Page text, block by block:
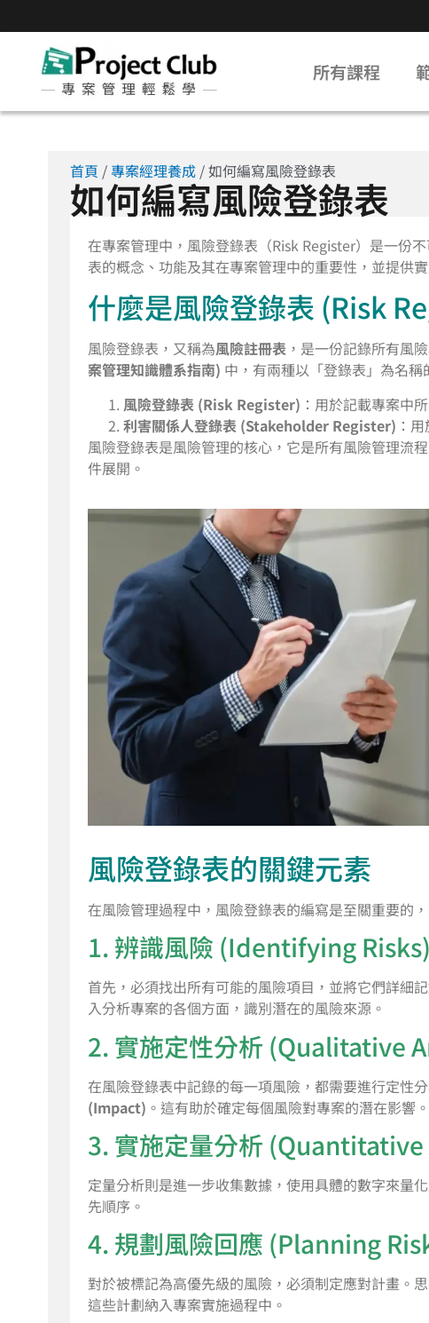
所有課程
首頁 /專案經理養成/ 如何編寫風險登錄表
如何編寫風險登錄表
在專案管理中，風險登錄表（Risk Register）是一份
表的概念、功能及其在專案管理中的重要性，並提供
什麼是風險登錄表 (Risk
風險登錄表，又稱為風險註冊表，是一份記錄所有風
案管理知識體系指南) 中，有兩種以「登錄表」為名稱
風險登錄表 (Risk Register) ：用於記載專案中
利害關係人登錄表 (Stakeholder Register) ：
風險登錄表是風險管理的核心，它是所有風險管理流
件展開。
風險登錄表的關鍵元素
在風險管理過程中，風險登錄表的編寫是至關重要的
1. 辨識風險 (Identifying Risks)
首先，必須找出所有可能的風險項目，並將它們詳細
入分析專案的各個方面，識別潛在的風險來源。
2. 實施定性分析 (Qualitative
在風險登錄表中記錄的每一項風險，都需要進行定性
(Impact) 。這有助於確定每個風險對專案的潛在影響。
3. 實施定量分析
定量分析則是進一步收集數據，使用具體的數字來量
先順序。
4. 規劃風險回應 (Planning
對於被標記為高優先級的風險，必須制定應對計畫。
這些計劃納入專案實施過程中。